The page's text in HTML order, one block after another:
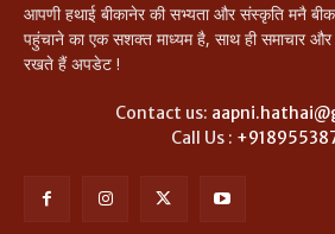
आपणी हथाई बीकानेर की सभ्यता और संस्कृति मनै
पहुंचाने का एक सशक्त माध्यम है, साथ ही समाचार
रखते हैं अपडेट !
Contact us:
Call Us :